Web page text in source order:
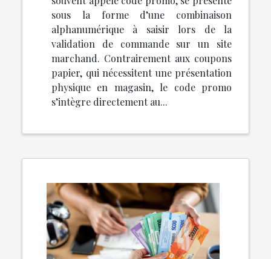
sous la forme d’une combinaison
alphanumérique à saisir lors de la
validation de commande sur un site
marchand. Contrairement aux coupons
papier, qui nécessitent une présentation
physique en magasin, le code promo
s’intègre directement au...